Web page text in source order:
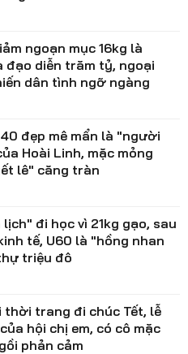
ngoạn mục 16kg là
đạo diễn trăm tỷ, ngoại
dân tình ngỡ ngàng
đẹp mê mẩn là "người
Hoài Linh, mặc mỏng
lê" căng tràn
đi học vì 21kg gạo, sau
tế, U60 là "hồng nhan
triệu đô
thời trang đi chúc Tết, lễ
hội chị em, có cô mặc
phản cảm